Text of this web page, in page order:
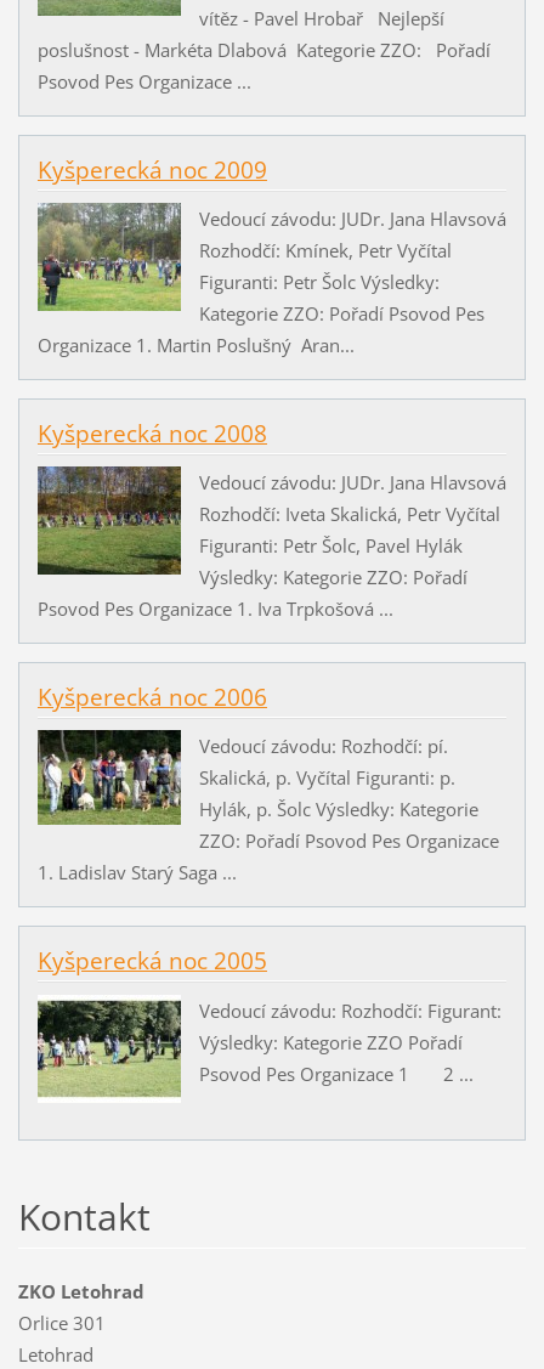
vítěz - Pavel Hrobař Nejlepší
poslušnost - Markéta Dlabová Kategorie ZZO: Pořadí
Psovod Pes Organizace ...
Kyšperecká noc 2009
Vedoucí závodu: JUDr. Jana Hlavsová
Rozhodčí: Kmínek, Petr Vyčítal
Figuranti: Petr Šolc Výsledky:
Kategorie ZZO: Pořadí Psovod Pes
Organizace 1. Martin Poslušný Aran...
Kyšperecká noc 2008
Vedoucí závodu: JUDr. Jana Hlavsová
Rozhodčí: Iveta Skalická, Petr Vyčítal
Figuranti: Petr Šolc, Pavel Hylák
Výsledky: Kategorie ZZO: Pořadí
Psovod Pes Organizace 1. Iva Trpkošová ...
Kyšperecká noc 2006
Vedoucí závodu: Rozhodčí: pí.
Skalická, p. Vyčítal Figuranti: p.
Hylák, p. Šolc Výsledky: Kategorie
ZZO: Pořadí Psovod Pes Organizace
1. Ladislav Starý Saga ...
Kyšperecká noc 2005
Vedoucí závodu: Rozhodčí: Figurant:
Výsledky: Kategorie ZZO Pořadí
Psovod Pes Organizace 1 2 ...
Kontakt
ZKO Letohrad
Orlice 301
Letohrad